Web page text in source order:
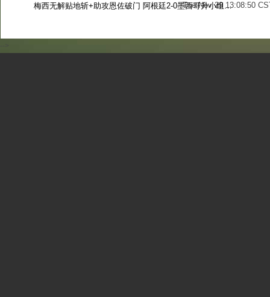
Tue Nov 29 13:08:50
梅西无解贴地斩+助攻恩佐破门 阿根廷2-0墨西哥升小组第二